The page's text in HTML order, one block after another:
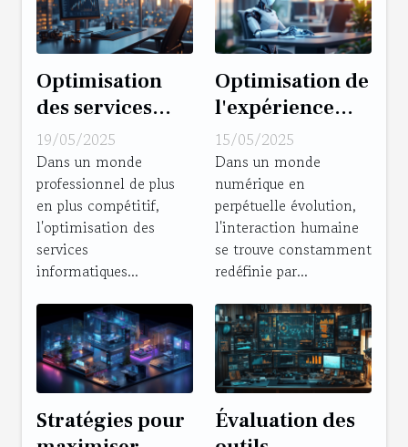
Optimisation
des services
informatiques
pour petites et
moyennes
entreprises
19/05/2025
Dans un monde
professionnel de plus
en plus compétitif,
l'optimisation des
services
informatiques...
Optimisation de
l'expérience
utilisateur avec
les chatbots
d'entreprise
15/05/2025
Dans un monde
numérique en
perpétuelle évolution,
l'interaction humaine
se trouve constamment
redéfinie par...
Stratégies pour
Évaluation des